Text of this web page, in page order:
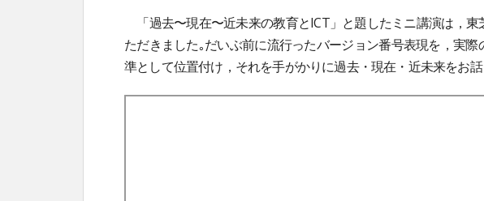
「過去〜現在〜近未来の教育とICT」と題したミニ講演は，
ただきました｡だいぶ前に流行ったバージョン番号表現を，実
準として位置付け，それを手がかりに過去・現在・近未来をお